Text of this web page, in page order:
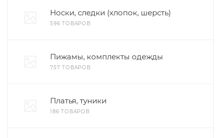
Носки, следки (хлопок, шерсть)
596 ТОВАРОВ
Пижамы, комплекты одежды
757 ТОВАРОВ
Платья, туники
186 ТОВАРОВ